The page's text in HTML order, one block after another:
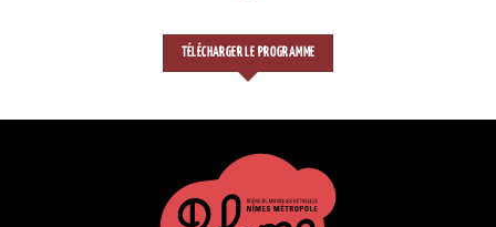
TÉLÉCHARGER LE PROGRAMME